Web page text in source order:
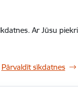
Ar Jūsu
Pārvaldīt sīkdatnes